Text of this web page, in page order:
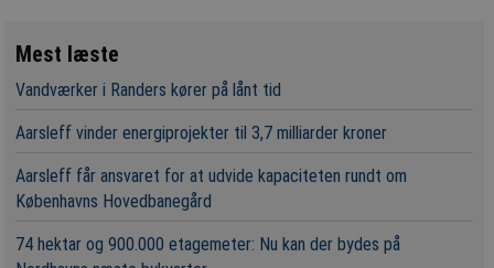
Mest læste
Vandværker i Randers kører på lånt tid
Aarsleff vinder energiprojekter til 3,7 milliarder kroner
Aarsleff får ansvaret for at udvide kapaciteten rundt om
Københavns Hovedbanegård
74 hektar og 900.000 etagemeter: Nu kan der bydes på